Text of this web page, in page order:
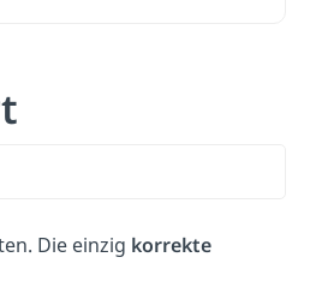
Die einzig korrekte